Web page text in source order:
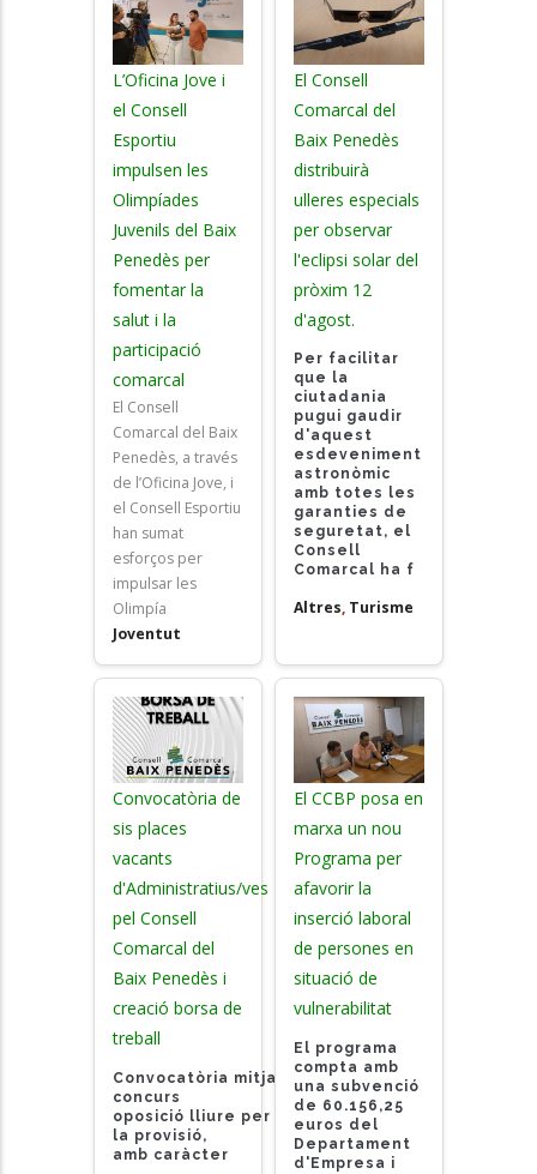
L’Oficina Jove i
el Consell
Esportiu
impulsen les
Olimpíades
Juvenils del Baix
Penedès per
fomentar la
salut i la
participació
comarcal
El Consell
Comarcal del Baix
Penedès, a través
de l’Oficina Jove, i
el Consell Esportiu
han sumat
esforços per
impulsar les
Olimpía
Joventut
El Consell
Comarcal del
Baix Penedès
distribuirà
ulleres especials
per observar
l'eclipsi solar del
pròxim 12
d'agost.
Per facilitar
que la
ciutadania
pugui gaudir
d'aquest
esdeveniment
astronòmic
amb totes les
garanties de
seguretat, el
Consell
Comarcal ha f
Altres, Turisme
Convocatòria de
sis places
vacants
d'Administratius/ves
pel Consell
Comarcal del
Baix Penedès i
creació borsa de
treball
Convocatòria mitjançant
concurs
oposició lliure per
la provisió,
amb caràcter
El CCBP posa en
marxa un nou
Programa per
afavorir la
inserció laboral
de persones en
situació de
vulnerabilitat
El programa
compta amb
una subvenció
de 60.156,25
euros del
Departament
d'Empresa i